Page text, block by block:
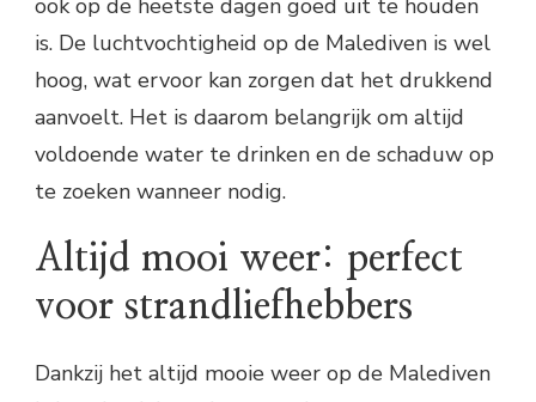
is. De luchtvochtigheid op de Malediven is wel
hoog, wat ervoor kan zorgen dat het drukkend
aanvoelt. Het is daarom belangrijk om altijd
voldoende water te drinken en de schaduw op
te zoeken wanneer nodig.
Altijd mooi weer: perfect
voor strandliefhebbers
Dankzij het altijd mooie weer op de Malediven